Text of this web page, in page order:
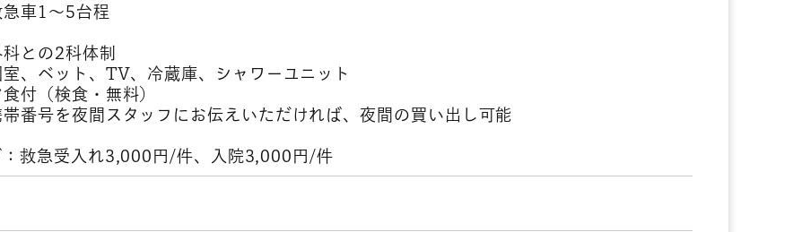
5台程
との2科体制
ベット、TV、冷蔵庫、シャワーユニット
食・無料）
間スタッフにお伝えいただければ、夜間の買い出し可能
：救急受入れ3,000円/件、入院3,000円/件